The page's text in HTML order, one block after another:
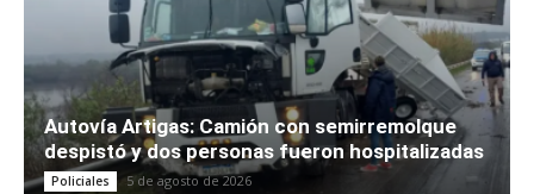
Autovía Artigas: Camión con semirremolque
despistó y dos personas fueron hospitalizadas
Policiales 5 de agosto de 2026